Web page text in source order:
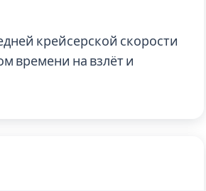
крейсерской скорости
времени на взлёт и